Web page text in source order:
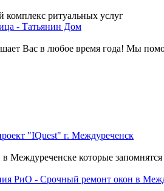
комплекс ритуальных услуг
- Татьянин Дом
Вас в любое время года! Мы
"IQuest" г. Междуреченск
в Междуреченске которые
РиО - Срочный ремонт окон в